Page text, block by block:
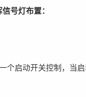
号灯布置：
一个启动开关控制，当